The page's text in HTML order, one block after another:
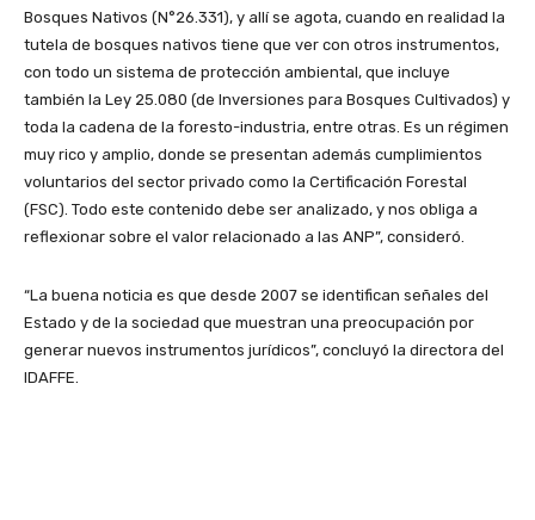
Bosques Nativos (N°26.331), y allí se agota, cuando en realidad la
tutela de bosques nativos tiene que ver con otros instrumentos,
con todo un sistema de protección ambiental, que incluye
también la Ley 25.080 (de Inversiones para Bosques Cultivados) y
toda la cadena de la foresto-industria, entre otras. Es un régimen
muy rico y amplio, donde se presentan además cumplimientos
voluntarios del sector privado como la Certificación Forestal
(FSC). Todo este contenido debe ser analizado, y nos obliga a
reflexionar sobre el valor relacionado a las ANP”, consideró.
“La buena noticia es que desde 2007 se identifican señales del
Estado y de la sociedad que muestran una preocupación por
generar nuevos instrumentos jurídicos”, concluyó la directora del
IDAFFE.